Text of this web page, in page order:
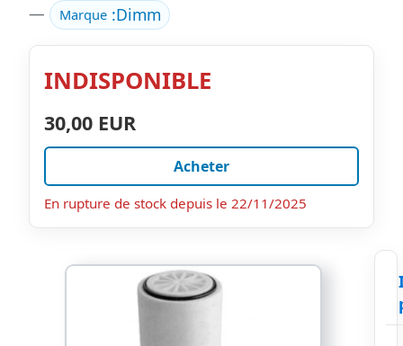
—
Marque:Dimm
INDISPONIBLE
30,00 EUR
Acheter
En rupture de stock depuis le 22/11/2025